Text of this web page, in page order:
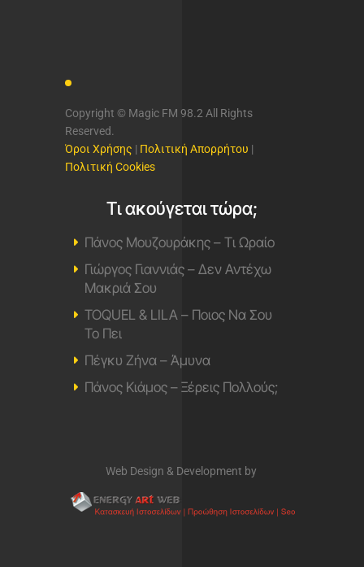
Copyright © Magic FM 98.2 All Rights
Reserved.
Όροι Χρήσης | Πολιτική Απορρήτου |
Πολιτική Cookies
Τι ακούγεται τώρα;
Πάνος Μουζουράκης – Τι Ωραίο
Γιώργος Γιαννιάς – Δεν Αντέχω
Μακριά Σου
TOQUEL & LILA – Ποιος Να Σου
Το Πει
Πέγκυ Ζήνα – Άμυνα
Πάνος Κιάμος – Ξέρεις Πολλούς;
Web Design & Development by